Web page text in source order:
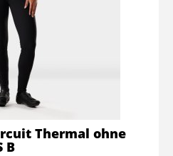
Thermal ohne
B